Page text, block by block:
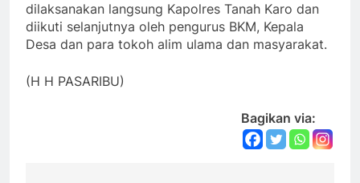
dilaksanakan langsung Kapolres Tanah Karo dan
diikuti selanjutnya oleh pengurus BKM, Kepala
Desa dan para tokoh alim ulama dan masyarakat.
(H H PASARIBU)
Bagikan via: